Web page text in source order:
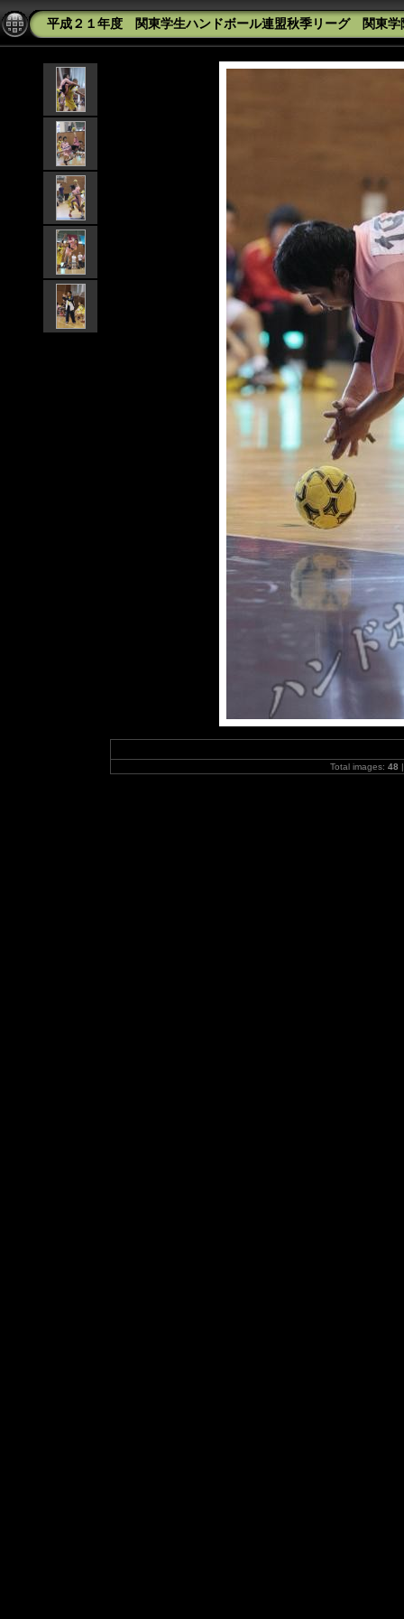
平成２１年度 関東学生ハンドボール連盟秋季リーグ 関東
Total images: 48